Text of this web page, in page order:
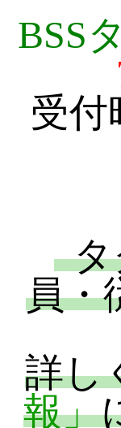
BSS
受付
タ
員・
詳し
報」